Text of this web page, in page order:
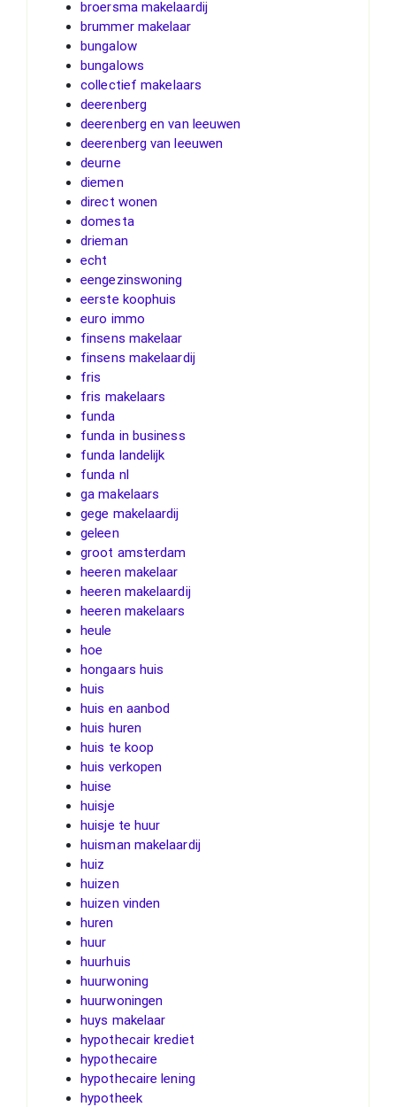
broersma makelaardij
brummer makelaar
bungalow
bungalows
collectief makelaars
deerenberg
deerenberg en van leeuwen
deerenberg van leeuwen
deurne
diemen
direct wonen
domesta
drieman
echt
eengezinswoning
eerste koophuis
euro immo
finsens makelaar
finsens makelaardij
fris
fris makelaars
funda
funda in business
funda landelijk
funda nl
ga makelaars
gege makelaardij
geleen
groot amsterdam
heeren makelaar
heeren makelaardij
heeren makelaars
heule
hoe
hongaars huis
huis
huis en aanbod
huis huren
huis te koop
huis verkopen
huise
huisje
huisje te huur
huisman makelaardij
huiz
huizen
huizen vinden
huren
huur
huurhuis
huurwoning
huurwoningen
huys makelaar
hypothecair krediet
hypothecaire
hypothecaire lening
hypotheek